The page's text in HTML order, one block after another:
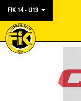
FIK 14 - U13
HEM